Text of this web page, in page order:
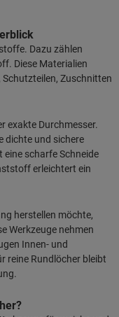
Dazu zählen
Diese Materialien
Zuschnitten
exakte Durchmesser.
dichte und sichere
scharfe Schneide
erleichtert ein
herstellen möchte,
Werkzeuge nehmen
Innen- und
reine Rundlöcher bleibt